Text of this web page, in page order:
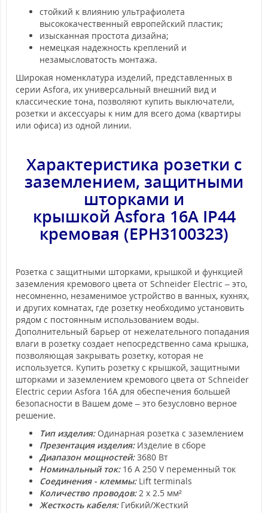
стойкий к влиянию ультрафиолета
высококачественный европейский пластик;
изысканная простота дизайна;
немецкая надежность креплений и
незамысловатость монтажа.
Широкая номенклатура изделий, представленных в
серии Asfora, их универсальный внешний вид и
классические тона, позволяют купить выключатели,
розетки и аксессуары к ним для всего дома (квартиры
или офиса) из одной линии.
Характеристика розетки с
заземлением, защитными
шторками и
крышкой Asfora 16А IP44
кремовая (EPH3100323)
Розетка с защитными шторками, крышкой и функцией
заземления кремового цвета от Schneider Electric – это,
несомненно, незаменимое устройство в ванных, кухнях,
и других комнатах, где розетку необходимо установить
рядом с постоянным использованием воды.
Дополнительный барьер от нежелательного попадания
влаги в розетку создает непосредственно сама крышка,
позволяющая закрывать розетку, которая не
используется. Купить розетку с крышкой, защитными
шторками и заземлением кремового цвета от Schneider
Electric серии Asfora 16А для обеспечения большей
безопасности в Вашем доме – это безусловно верное
решение.
Тип изделия: Одинарная розетка с заземлением
Презентация изделия: Изделие в сборе
Диапазон мощностей:3680 Вт
Номинальный ток:16 A 250 V переменный ток
Соединения - клеммы:Lift terminals
Количество проводов:2 x 2.5 мм²
Жесткость кабеля: Гибкий/Жесткий